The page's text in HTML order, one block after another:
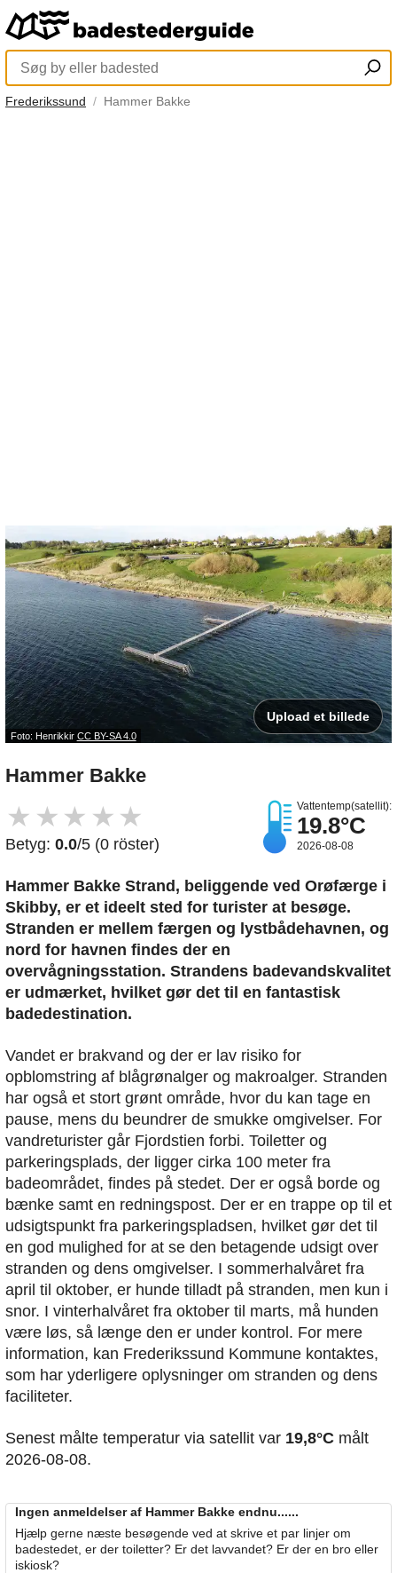
Frederikssund Hammer Bakke
Foto: Henrikkir CC BY-SA 4.0
Upload et billede
Hammer Bakke
★ ★ ★ ★ ★
Betyg: 0.0/5 (0 röster)
Vattentemp(satellit):
19.8°C
2026-08-08
Hammer Bakke Strand, beliggende ved Orøfærge i
Skibby, er et ideelt sted for turister at besøge.
Stranden er mellem færgen og lystbådehavnen, og
nord for havnen findes der en
overvågningsstation. Strandens badevandskvalitet
er udmærket, hvilket gør det til en fantastisk
badedestination.
Vandet er brakvand og der er lav risiko for
opblomstring af blågrønalger og makroalger. Stranden
har også et stort grønt område, hvor du kan tage en
pause, mens du beundrer de smukke omgivelser. For
vandreturister går Fjordstien forbi. Toiletter og
parkeringsplads, der ligger cirka 100 meter fra
badeområdet, findes på stedet. Der er også borde og
bænke samt en redningspost. Der er en trappe op til et
udsigtspunkt fra parkeringspladsen, hvilket gør det til
en god mulighed for at se den betagende udsigt over
stranden og dens omgivelser. I sommerhalvåret fra
april til oktober, er hunde tilladt på stranden, men kun i
snor. I vinterhalvåret fra oktober til marts, må hunden
være løs, så længe den er under kontrol. For mere
information, kan Frederikssund Kommune kontaktes,
som har yderligere oplysninger om stranden og dens
faciliteter.
Senest målte temperatur via satellit var 19,8°C målt
2026-08-08.
Ingen anmeldelser af Hammer Bakke endnu......
Hjælp gerne næste besøgende ved at skrive et par linjer om
badestedet, er der toiletter? Er det lavvandet? Er der en bro eller
iskiosk?